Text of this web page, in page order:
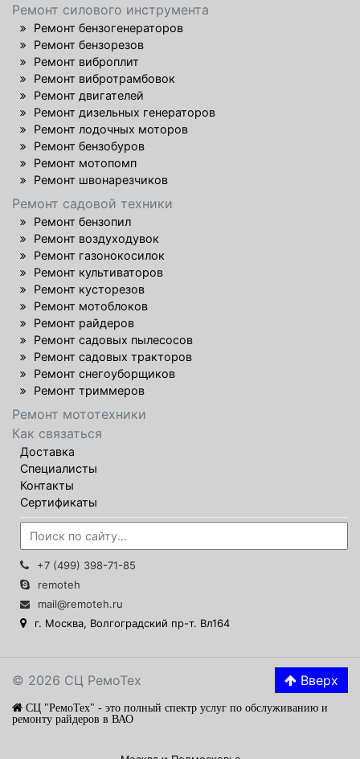
Ремонт силового инструмента
Ремонт бензогенераторов
Ремонт бензорезов
Ремонт виброплит
Ремонт вибротрамбовок
Ремонт двигателей
Ремонт дизельных генераторов
Ремонт лодочных моторов
Ремонт бензобуров
Ремонт мотопомп
Ремонт швонарезчиков
Ремонт садовой техники
Ремонт бензопил
Ремонт воздуходувок
Ремонт газонокосилок
Ремонт культиваторов
Ремонт кусторезов
Ремонт мотоблоков
Ремонт райдеров
Ремонт садовых пылесосов
Ремонт садовых тракторов
Ремонт снегоуборщиков
Ремонт триммеров
Ремонт мототехники
Как связаться
Доставка
Специалисты
Контакты
Сертификаты
+7 (499) 398-71-85
remoteh
mail@remoteh.ru
г. Москва, Волгоградский пр-т. Вл164
© 2026 СЦ РемоТех Вверх
СЦ "РемоТех" - это полный спектр услуг по обслуживанию и
ремонту райдеров в ВАО